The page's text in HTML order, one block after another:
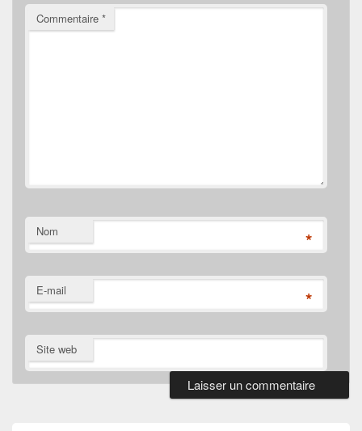
Commentaire *
Nom *
E-mail *
Site web